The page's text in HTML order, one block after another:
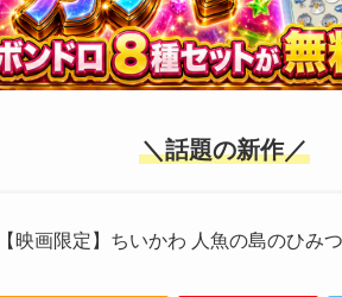
＼話題の新作／
【映画限定】ちいかわ 人魚の島のひみ